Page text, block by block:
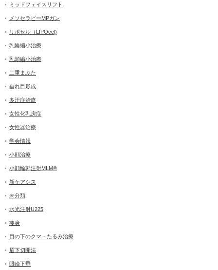
ミッドフェイスリフト
メソセラピーMPガン
リポセル（LIPOcel)
乳輪縮小治療
乳頭縮小治療
二重まぶた
垂れ目形成
多汗症治療
女性化乳房症
女性器治療
学会情報
小顔治療
小顔輪郭注射MLM®
新ケアシス
未分類
水光注射U225
痩身
目の下のクマ・たるみ治療
眉下切開法
眼瞼下垂